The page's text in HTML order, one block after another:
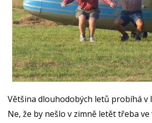
Většina dlouhodobých letů probíhá v
Ne, že by nešlo v zimně letět třeba